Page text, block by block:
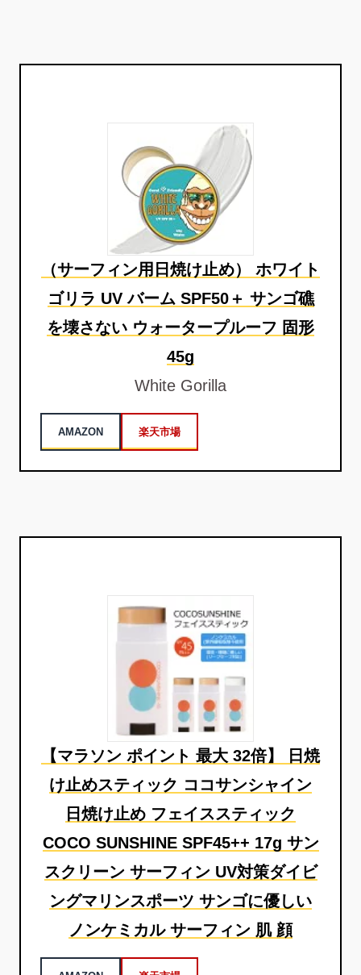
（サーフィン用日焼け止め） ホワイト
ゴリラ UV バーム SPF50＋ サンゴ礁
を壊さない ウォータープルーフ 固形
45g
White Gorilla
AMAZON 楽天市場
【マラソン ポイント 最大 32倍】 日焼
け止めスティック ココサンシャイン
日焼け止め フェイススティック
COCO SUNSHINE SPF45++ 17g サン
スクリーン サーフィン UV対策ダイビ
ングマリンスポーツ サンゴに優しい
ノンケミカル サーフィン 肌 顔